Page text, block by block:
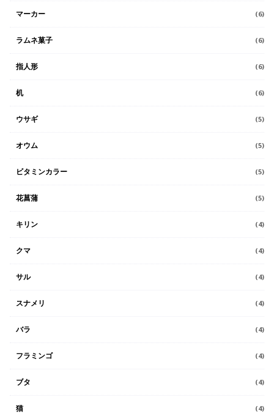
マーカー (6)
ラムネ菓子 (6)
指人形 (6)
机 (6)
ウサギ (5)
オウム (5)
ビタミンカラー (5)
花菖蒲 (5)
キリン (4)
クマ (4)
サル (4)
スナメリ (4)
バラ (4)
フラミンゴ (4)
ブタ (4)
猫 (4)